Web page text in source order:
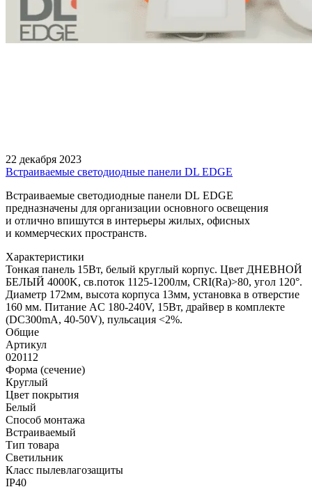
22 декабря 2023
Встраиваемые светодиодные панели DL EDGE
Встраиваемые светодиодные панели DL EDGE
предназначены для организации основного освещения
и отлично впишутся в интерьеры жилых, офисных
и коммерческих пространств.
Характеристики
Тонкая панель 15Вт, белый круглый корпус. Цвет ДНЕВНОЙ
БЕЛЫЙ 4000K, св.поток 1125-1200лм, CRI(Ra)>80, угол 120°.
Диаметр 172мм, высота корпуса 13мм, установка в отверстие
160 мм. Питание AC 180-240V, 15Вт, драйвер в комплекте
(DC300mA, 40-50V), пульсация <2%.
Общие
Артикул
020112
Форма (сечение)
Круглый
Цвет покрытия
Белый
Способ монтажа
Встраиваемый
Тип товара
Светильник
Класс пылевлагозащиты
IP40